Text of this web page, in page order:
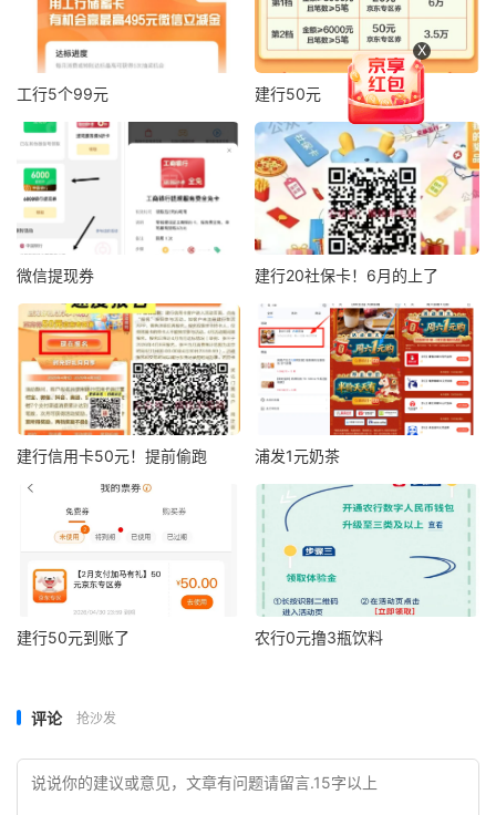
工行5个99元 建行50元
微信提现券 建行20社保卡！6月的上了
建行信用卡50元！提前偷跑 浦发1元奶茶
建行50元到账了 农行0元撸3瓶饮料
评论 抢沙发
X